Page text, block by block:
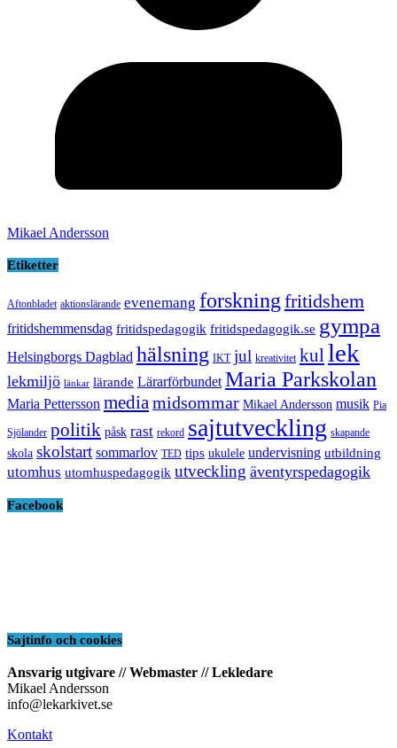
Mikael Andersson
Etiketter
Aftonbladet aktionslärande evenemang forskningfritidshem
fritidshemmensdag fritidspedagogik fritidspedagogik.se gympa
Helsingborgs Dagblad hälsning IKT jul kreativitet kul lek
lekmiljö länkar lärande Lärarförbundet Maria Parkskolan
Maria Pettersson mediamidsommar Mikael Andersson musik Pia
Sjölander politik påsk rast rekord sajtutveckling skapande
skola skolstart sommarlov TED tips ukulele undervisning utbildning
utomhus utomhuspedagogik utveckling äventyrspedagogik
Facebook
Sajtinfo och cookies
Ansvarig utgivare // Webmaster // Lekledare
Mikael Andersson
info@lekarkivet.se
Kontakt